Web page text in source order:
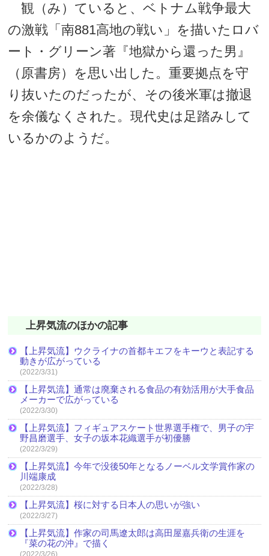
観（み）ていると、ベトナム戦争最大
の激戦「南881高地の戦い」を描いたロバ
ート・グリーン著『地獄から還った男』
（原書房）を思い出した。重要拠点を守
り抜いたのだったが、その後米軍は撤退
を余儀なくされた。現代史は足踏みして
いるかのようだ。
上昇気流のほかの記事
【上昇気流】ウクライナの首都キエフをキーウと表記する
動きが広がっている
(2022/3/31)
【上昇気流】通常は廃棄される食品の有効活用が大手食品
メーカーで広がっている
(2022/3/30)
【上昇気流】フィギュアスケート世界選手権で、男子の宇
野昌磨選手、女子の坂本花織選手が初優勝
(2022/3/29)
【上昇気流】今年で没後50年となるノーベル文学賞作家の
川端康成
(2022/3/28)
【上昇気流】桜に対する日本人の思いが強い
(2022/3/27)
【上昇気流】作家の司馬遼太郎は高田屋嘉兵衛の生涯を
『菜の花の沖』で描く
(2022/3/26)